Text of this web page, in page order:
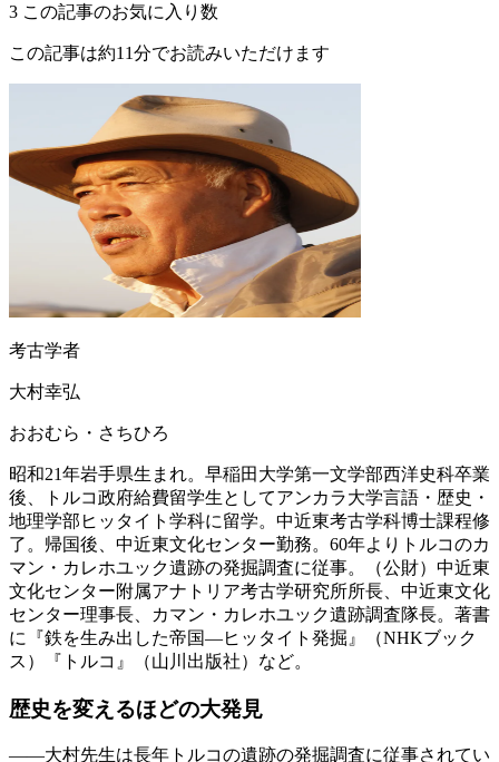
3 この記事のお気に入り数
この記事は約11分でお読みいただけます
考古学者
大村幸弘
おおむら・さちひろ
昭和21年岩手県生まれ。早稲田大学第一文学部西洋史科卒業
後、トルコ政府給費留学生としてアンカラ大学言語・歴史・
地理学部ヒッタイト学科に留学。中近東考古学科博士課程修
了。帰国後、中近東文化センター勤務。60年よりトルコのカ
マン・カレホユック遺跡の発掘調査に従事。（公財）中近東
文化センター附属アナトリア考古学研究所所長、中近東文化
センター理事長、カマン・カレホユック遺跡調査隊長。著書
に『鉄を生み出した帝国―ヒッタイト発掘』（NHKブック
ス）『トルコ』（山川出版社）など。
歴史を変えるほどの大発見
——大村先生は長年トルコの遺跡の発掘調査に従事されてい